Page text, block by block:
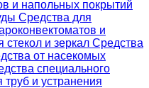
и напольных покрытий
Средства для
и
стекол и зеркал Средства
от насекомых
специального
и устранения